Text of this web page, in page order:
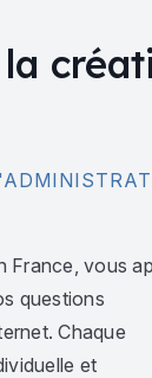
France, vous
questions
Chaque
et